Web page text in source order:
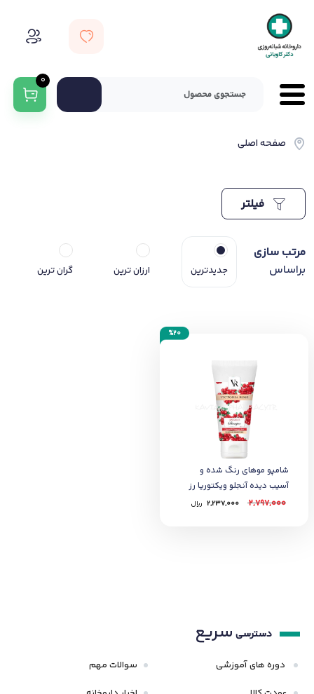
0
صفحه اصلی
مرتب سازی
براساس
جدیدترین ارزان ترین گران ترین
%20
شامپو موهای رنگ شده و
آسیب دیده آنجلو ویکتوریا رز
2,797,000
2,237,000 ﷼
دسترسی سریع
دوره های آموزشی
سوالات مهم